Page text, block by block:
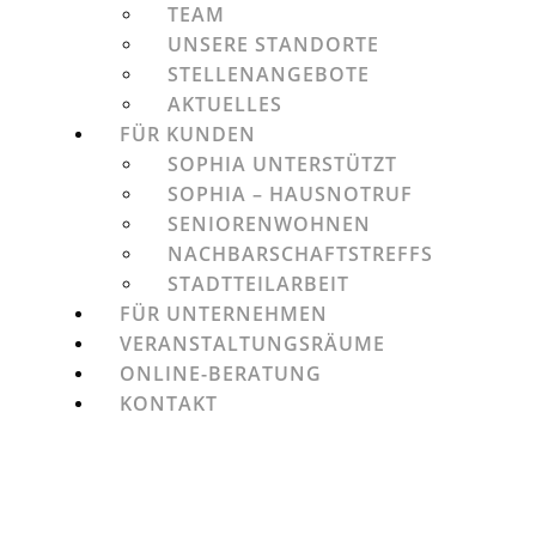
TEAM
UNSERE STANDORTE
STELLENANGEBOTE
AKTUELLES
FÜR KUNDEN
SOPHIA UNTERSTÜTZT
SOPHIA – HAUSNOTRUF
SENIORENWOHNEN
NACHBARSCHAFTSTREFFS
STADTTEILARBEIT
FÜR UNTERNEHMEN
VERANSTALTUNGSRÄUME
ONLINE-BERATUNG
KONTAKT